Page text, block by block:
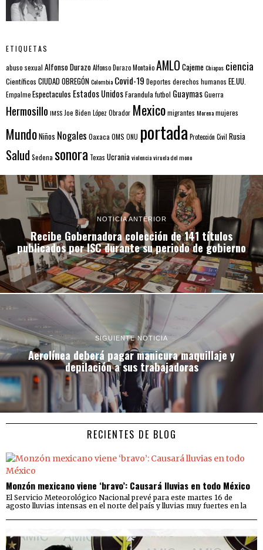
ETIQUETAS
abuso sexual Alfonso DurazoAlfonso Durazo MontañoAMLO CajemeChiapas ciencia
Científicos CIUDAD OBREGÓNColombia Covid-19 Deportes derechos humanos EE.UU.
EmpalmeEspectaculos Estados UnidosFarandula futbol GuaymasGuerra
Hermosillo IMSS Joe Biden López Obrador Mexicomigrantes Morenamujeres
MundoNiños Nogales Oaxaca OMS ONU portada Protección Civil Rusia
Salud Sedena sonora Texas Ucraniaviolenciaviruela del mono
NOTICIA ANTERIOR
Recibe Gobernadora colección de 141 títulos
publicados por ISC durante su periodo de gobierno
SIGUIENTE NOTICIA
Aerolínea deberá pagar manicura maquillaje y
depilación a sus trabajadoras
RECIENTES DE BLOG
Monzón mexicano viene ‘bravo’: Causará lluvias en todo México
El Servicio Meteorológico Nacional prevé para este martes 16 de
agosto lluvias intensas en el norte del país y lluvias muy fuertes en la